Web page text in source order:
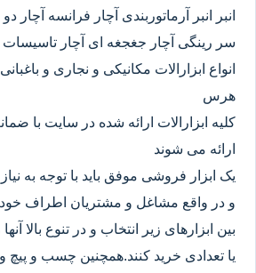
انبر انبر آرماتوربندی آچار فرانسه آچار
سر رینگی آچار جغجغه ای آچار تاسیسات
انواع ابزارالات مکانیکی و نجاری و
هرس
کلیه ابزارالات ارائه شده در سایت با
ارائه می شوند
یک ابزار فروشی موفق باید با توجه به
و در واقع مشاغل و مشتریان اطراف خود
بین ابزارهای زیر انتخاب و در تنوع بالا
یا تعدادی خرید کنند.همچنین چسب و پیچ